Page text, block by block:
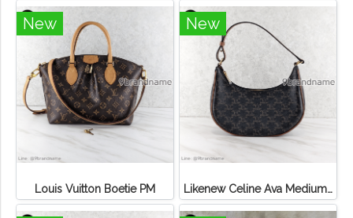
New
Louis Vuitton Boetie PM
New
Likenew Celine Ava Medium Triomphe Canvas